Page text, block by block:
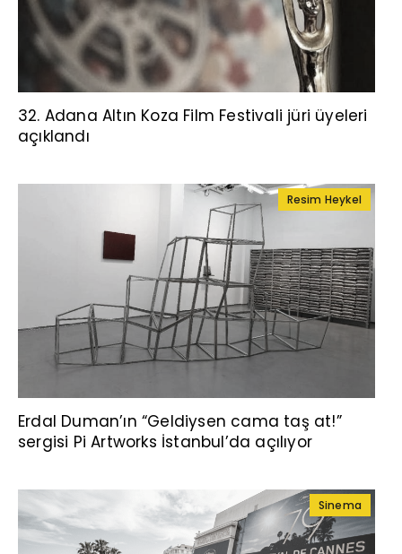
32. Adana Altın Koza Film Festivali jüri üyeleri
açıklandı
Resim Heykel
Erdal Duman’ın “Geldiysen cama taş at!”
sergisi Pi Artworks İstanbul’da açılıyor
Sinema